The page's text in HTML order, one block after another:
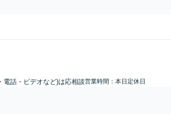
電話・ビデオなど)は応相談営業時間：本日定休日